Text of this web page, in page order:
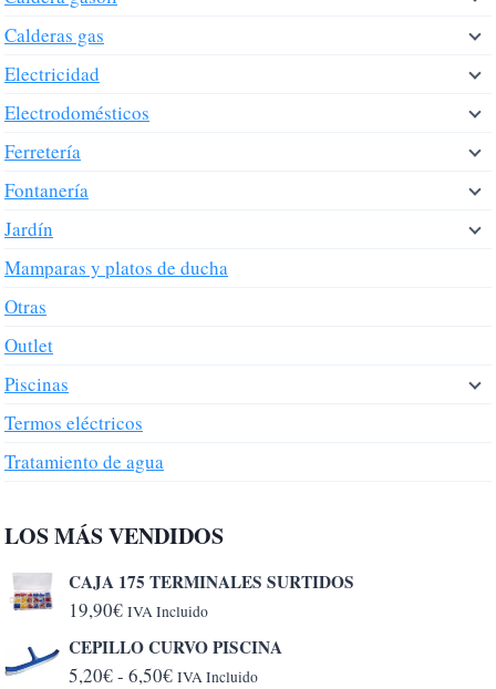
Calderas gas
Electricidad
Electrodomésticos
Ferretería
Fontanería
Jardín
Mamparas y platos de ducha
Otras
Outlet
Piscinas
Termos eléctricos
Tratamiento de agua
LOS MÁS VENDIDOS
CAJA 175 TERMINALES SURTIDOS
19,90€ IVA Incluido
CEPILLO CURVO PISCINA
5,20€- 6,50€Rango
IVA Incluido